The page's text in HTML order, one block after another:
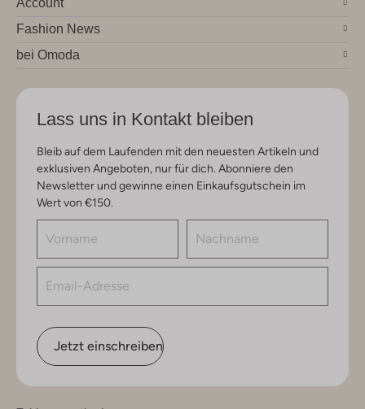
Fashion News
bei Omoda
Lass uns in Kontakt bleiben
Bleib auf dem Laufenden mit den neuesten Artikeln und
exklusiven Angeboten, nur für dich. Abonniere den
Newsletter und gewinne einen Einkaufsgutschein im
Wert von €150.
Jetzt einschreiben